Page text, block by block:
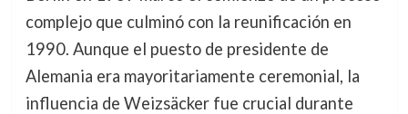
complejo que culminó con la reunificación en
1990. Aunque el puesto de presidente de
Alemania era mayoritariamente ceremonial, la
influencia de Weizsäcker fue crucial durante